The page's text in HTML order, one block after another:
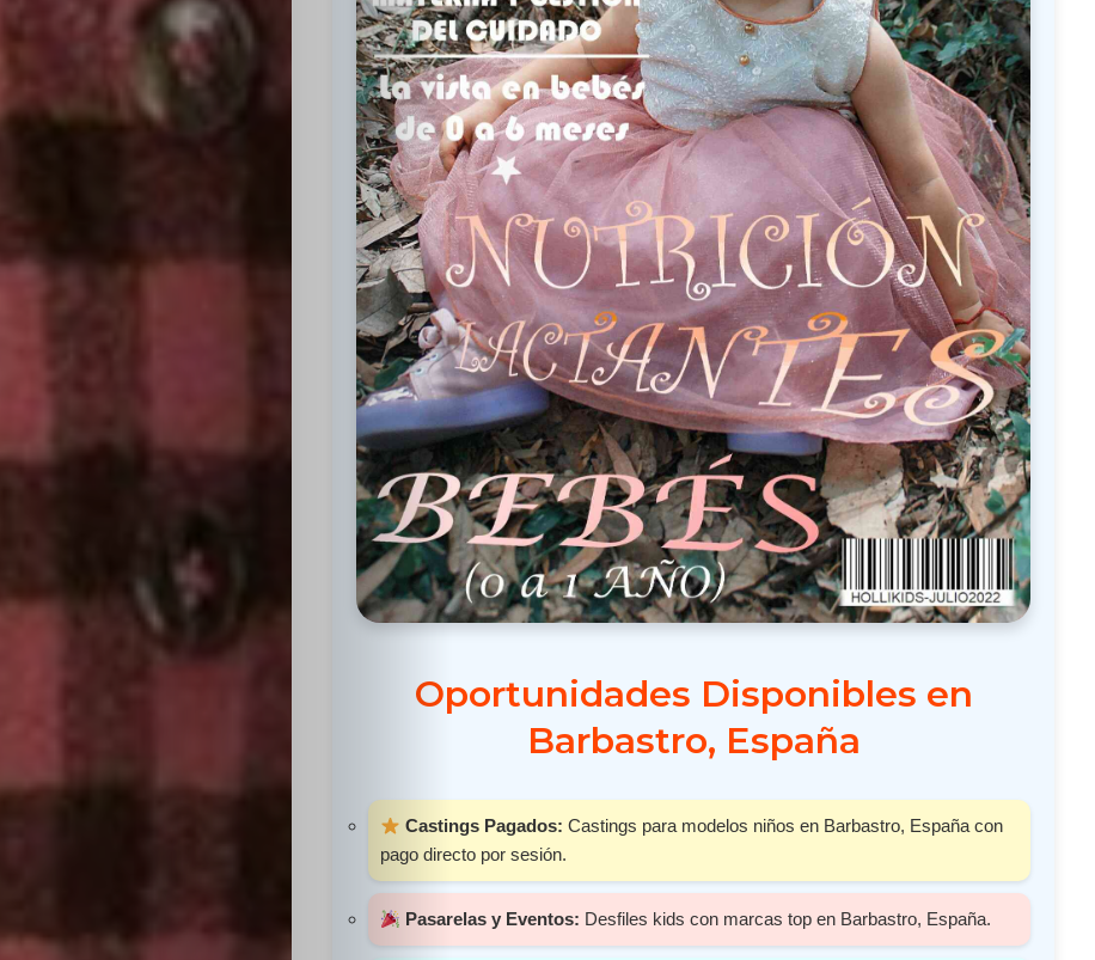
Inicio
Casting
Bershka
Casting
SHEIN
Sabritas
Casting
HolliKids
Oportunidades Disponibles en
Barbastro, España
Castings Pagados: Castings para modelos niños en Barbastro, España con
pago directo por sesión.
Pasarelas y Eventos: Desfiles kids con marcas top en Barbastro, España.